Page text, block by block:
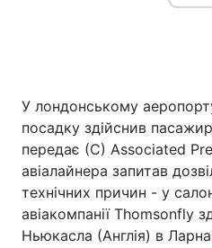
У лондонському
посадку здійснив
передає (С) Associated
авіалайнера запитав
технічних причин - у
авіакомпанії Thomsonfly
Ньюкасла (Англія) в